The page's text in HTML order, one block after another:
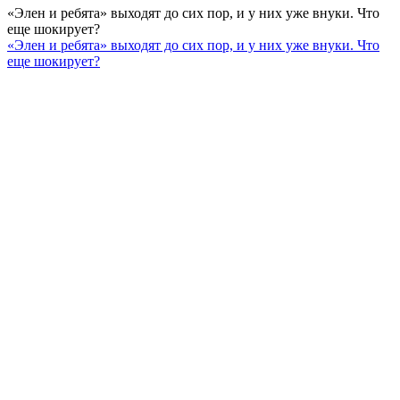
«Элен и ребята» выходят до сих пор, и у них уже внуки. Что
еще шокирует?
«Элен и ребята» выходят до сих пор, и у них уже внуки. Что
еще шокирует?